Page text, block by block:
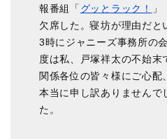
報番組「 グッとラック！
欠席した。寝坊が理由だと
3時にジャニーズ事務所の
度は私、戸塚祥太の不始末
関係各位の皆々様にご心配
本当に申し訳ありませんで
た。